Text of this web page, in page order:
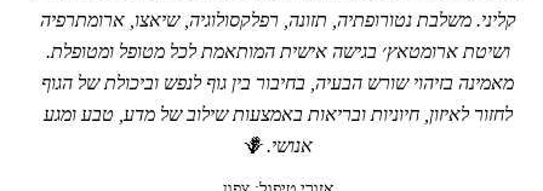
קליני. משלבת נטורופתיה, תזונה, רפלקסולוגיה, שיאצו, ארומתרפיה
ושיטת ארומטאץ׳ בגישה אישית המותאמת לכל מטופל ומטופלת.
מאמינה בזיהוי שורש הבעיה, בחיבור בין גוף לנפש וביכולת של הגוף
לחזור לאיזון, חיוניות ובריאות באמצעות שילוב של מדע, טבע ומגע
אנושי. 🪻